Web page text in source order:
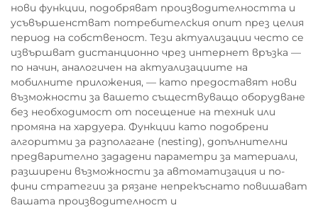
нови функции, подобряват производителността и
усъвършенстват потребителския опит през целия
период на собственост. Тези актуализации често се
извършват дистанционно чрез интернет връзка —
по начин, аналогичен на актуализациите на
мобилните приложения, — като предоставят нови
възможности за вашето съществуващо оборудване
без необходимост от посещение на техник или
промяна на хардуера. Функции като подобрени
алгоритми за разполагане (nesting), допълнителни
предварително зададени параметри за материали,
разширени възможности за автоматизация и по-
фини стратегии за рязане непрекъснато повишават
вашата производителност и